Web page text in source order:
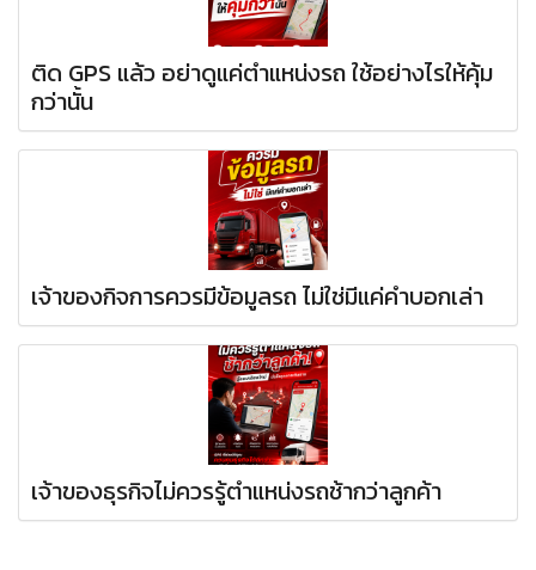
ติด GPS แล้ว อย่าดูแค่ตำแหน่งรถ ใช้อย่างไรให้คุ้ม
กว่านั้น
เจ้าของกิจการควรมีข้อมูลรถ ไม่ใช่มีแค่คำบอกเล่า
เจ้าของธุรกิจไม่ควรรู้ตำแหน่งรถช้ากว่าลูกค้า